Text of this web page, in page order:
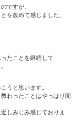
ですが、
を改めて感じました。
たことを継続して
うと思います。
わったことはやっぱり間
しみじみ感じておりま